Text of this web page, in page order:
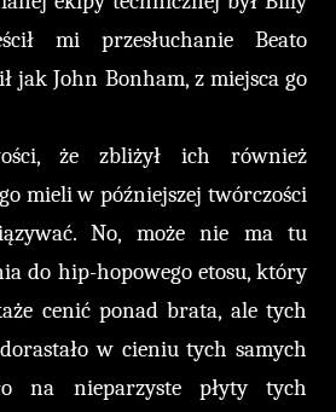
mi przesłuchanie Beato
jak John Bonham, z miejsca go
że zbliżył ich również
mieli w późniejszej twórczości
No, może nie ma tu
do hip-hopowego etosu, który
cenić ponad brata, ale tych
w cieniu tych samych
na nieparzyste płyty tych